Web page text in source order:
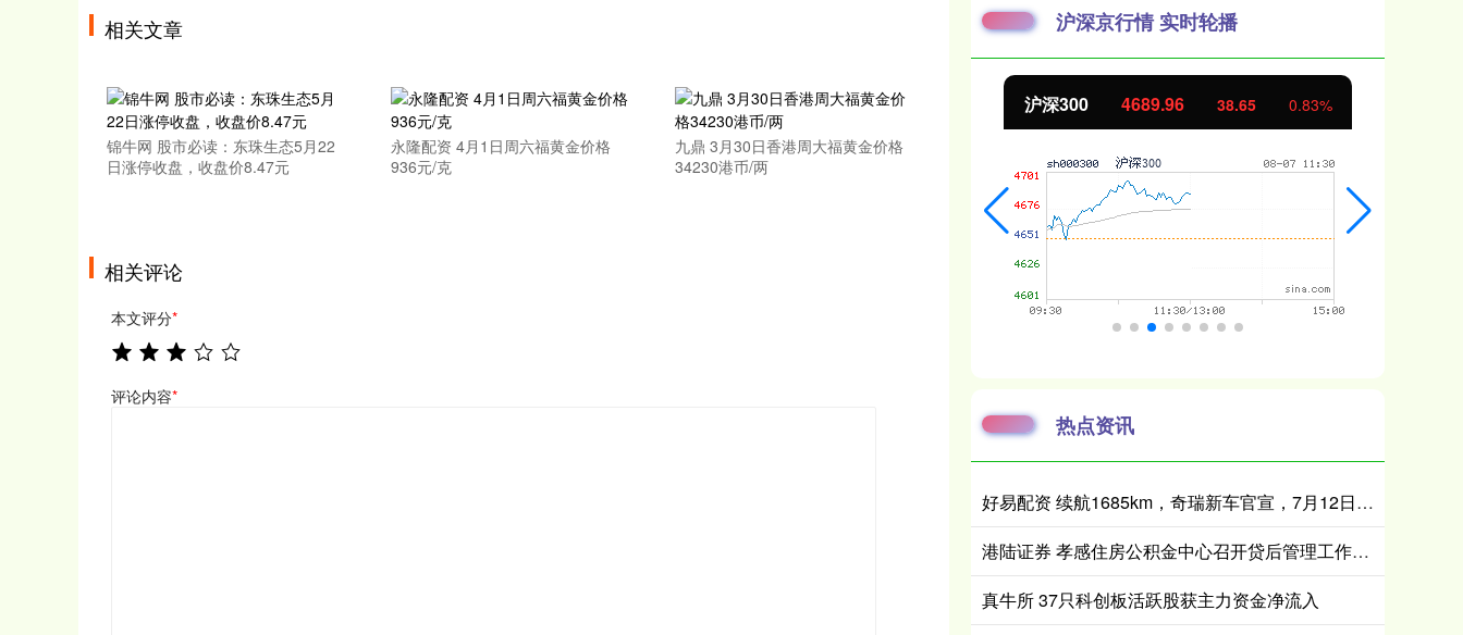
相关文章
锦牛网 股市必读：东珠生态5月22
日涨停收盘，收盘价8.47元
永隆配资 4月1日周六福黄金价格
936元/克
九鼎 3月30日香港周大福黄金价格
34230港币/两
相关评论
本文评分*
评论内容*
沪深京行情 实时轮播
深证成指 14295.08 184.96 1.31% 沪深300 4689.96 38.65 0.83% 北证50 1129.72 6.84 0.61%
热点资讯
好易配资 续航1685km，奇瑞新车官宣，7月12日上市
港陆证券 孝感住房公积金中心召开贷后管理工作推进会 筑牢资金安全防线
真牛所 37只科创板活跃股获主力资金净流入